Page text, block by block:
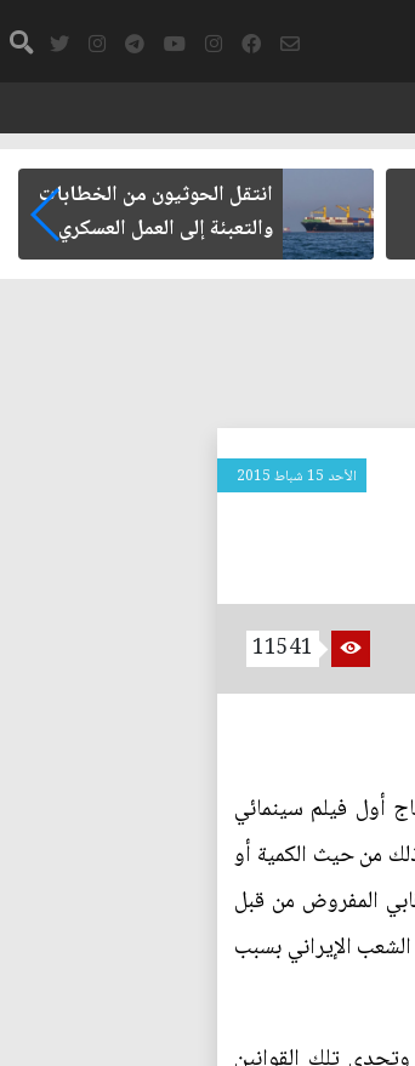
انتقل الحوثيون من الخطابات
والتعبئة إلى العمل العسكري
الأحد 15 شباط 2015
11541
صناعة وإنتاج أول فيلم سينمائي
من حيث الكمية أو
المفروض من قبل
الإيراني بسبب